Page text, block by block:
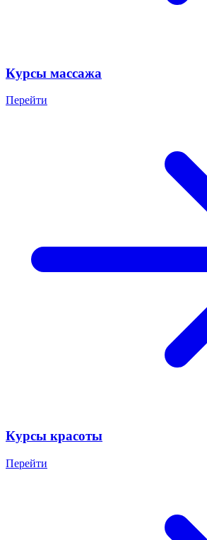
Курсы массажа
Перейти
Курсы красоты
Перейти